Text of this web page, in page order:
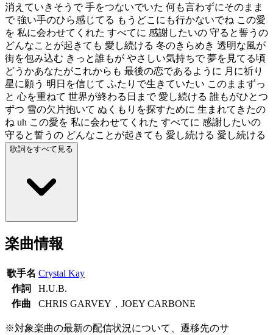
消えていきそうで 手をつないでいた 何も言わずにそのまま
で 強い手のひら感じてる もうどこにも行かないでね この愛
を 私に会わせてくれた すべてに 感謝したいの 守ると誓うの
どんなことが起きても 愛し続ける 冬のきらめき 透明な風が
街を包み込む きっと誰もが やさしい気持ちで 夢を見てる頃
どうかあなたがこれからも 最後の恋であるように 月に祈り
星に願う 明日を信じて ふたりで生きていたい このままずっ
と 心を重ねて 世界が終わる日まで 愛し続ける 誰もがひとつ
ずつ 雪の欠片抱いて ぬくもりを探すために 生まれてきたの
ね uh この愛を 私に会わせてくれた すべてに 感謝したいの
守ると誓うの どんなことが起きても 愛し続ける 愛し続ける
歌詞をすべて見る
楽曲情報
歌手名 Crystal Kay
作詞
H.U.B.
作曲
CHRIS GARVEY，JOEY CARBONE
※対象楽曲の最新の配信状況について、遷移先のサ